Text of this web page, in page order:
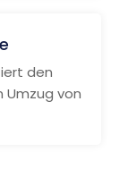
den
Umzug von